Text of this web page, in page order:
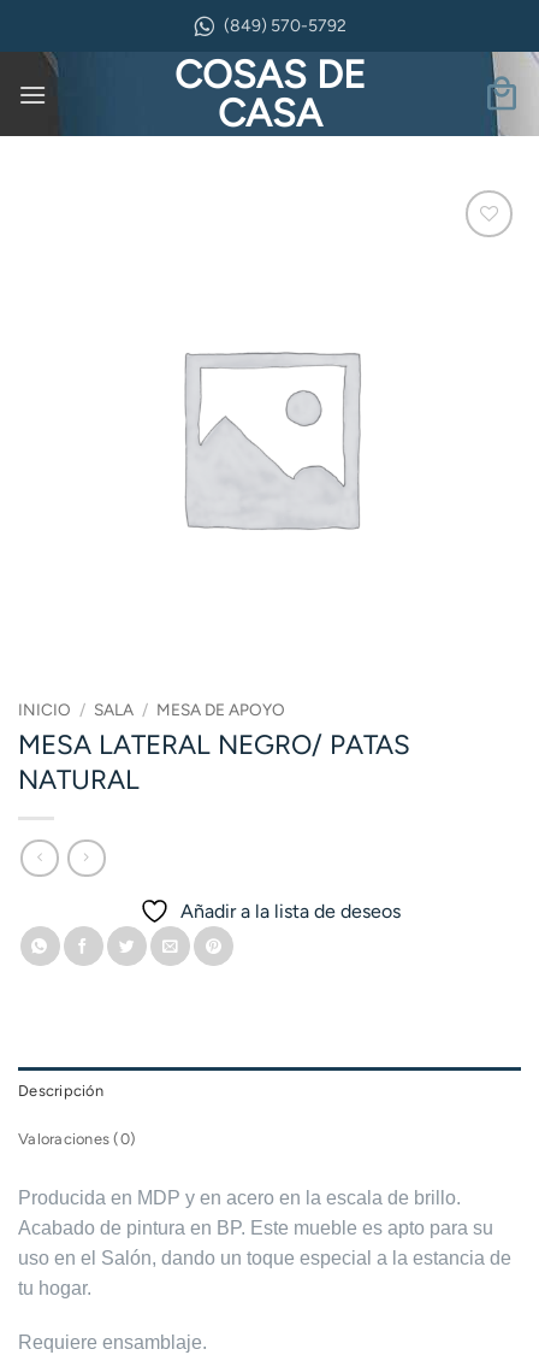
contenido
(849) 570-5792
COSAS DE
CASA
INICIO / SALA / MESA DE APOYO
MESA LATERAL NEGRO/ PATAS
NATURAL
Añadir a la lista de deseos
Descripción
Valoraciones (0)
Producida en MDP y en acero en la escala de brillo.
Acabado de pintura en BP. Este mueble es apto para su
uso en el Salón, dando un toque especial a la estancia de
tu hogar.
Requiere ensamblaje.